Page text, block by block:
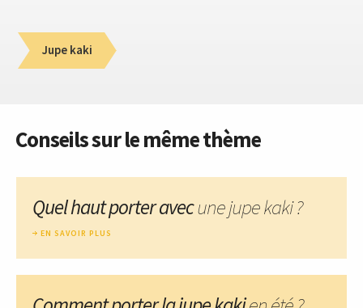
Jupe kaki
Conseils sur le même thème
Quel haut porter avecune jupe kaki ?
EN SAVOIR PLUS